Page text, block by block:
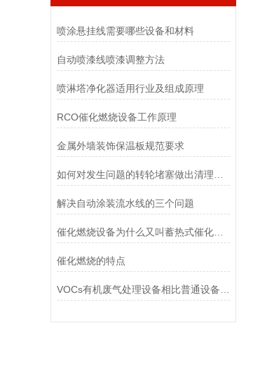
喷涂悬挂线需要哪些设备和材料
自动喷漆线喷漆调整方法
喷淋塔净化器适用行业及组成原理
RCO催化燃烧设备工作原理
金属外墙装饰保温板规范要求
解决自动涂装流水线的三个问题
催化燃烧设备为什么又叫蓄热式催化燃烧设备
催化燃烧的特点